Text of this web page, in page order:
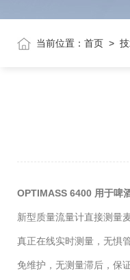
当前位置： 首页 >
OPTIMASS 6400 用于啤
新型质量流量计直接测量
真正在线实时测量，无惧
免维护，无测量滞后，保